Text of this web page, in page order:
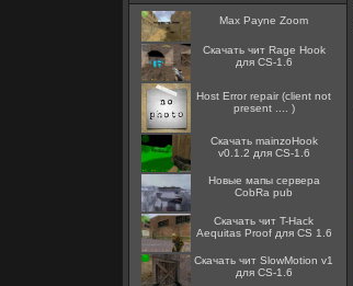
Max Payne Zoom
Скачать чит Rage Hook
для CS-1.6
Host Error repair (client not
present .... )
Скачать mainzoHook
v0.1.2 для CS-1.6
Новые мапы сервера
CobRa pub
Скачать чит T-Hack
Aequitas Proof для CS 1.6
Скачать чит SlowMotion v1
для CS-1.6